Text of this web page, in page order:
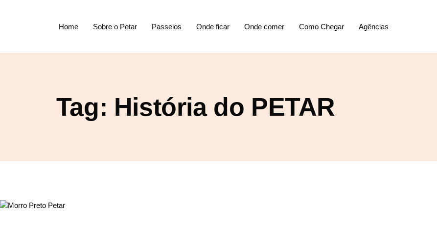
Home Sobre o Petar Passeios Onde ficar Onde comer Como Chegar Agências
Tag: História do PETAR